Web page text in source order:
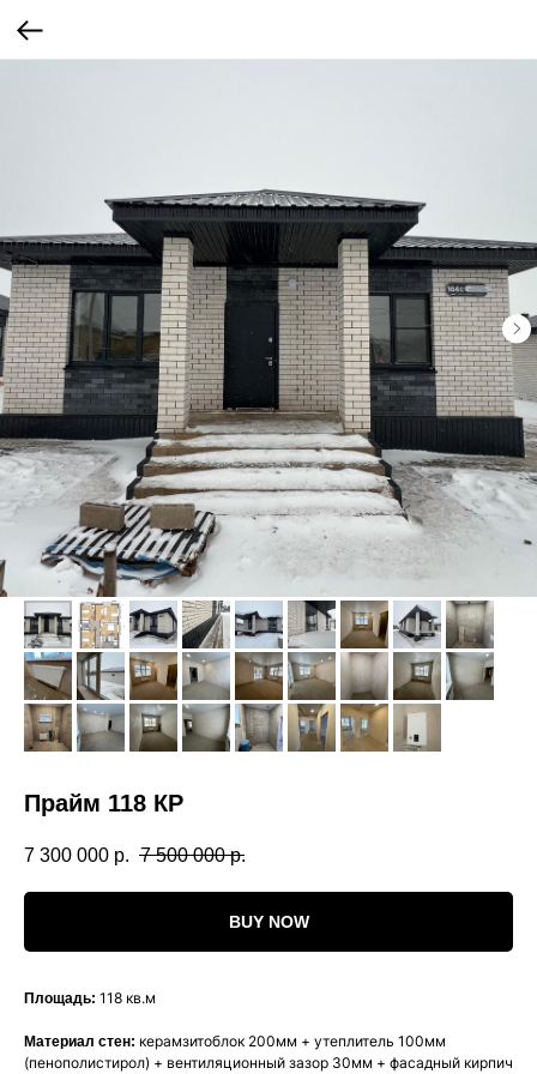
Прайм 118 КР
7 300 000 р. 7 500 000 р.
BUY NOW
Площадь: 118 кв.м
Материал стен: керамзитоблок 200мм + утеплитель 100мм
(пенополистирол) + вентиляционный зазор 30мм + фасадный кирпич